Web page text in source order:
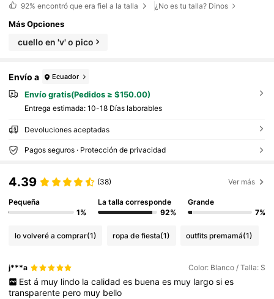
92% encontró que era fiel a la talla ¿No es tu talla? Dinos
Más Opciones
cuello en 'v' o pico
Envío a Ecuador
Envío gratis(Pedidos ≥ $150.00)
Entrega estimada: 10-18 Días laborables
Devoluciones aceptadas
Pagos seguros · Protección de privacidad
4.39 (38) Ver más
Pequeña
1%
La talla corresponde
92%
Grande
7%
lo volveré a comprar(1) ropa de fiesta(1) outfits premamá(1)
j***a Color: Blanco / Talla: S
Est á muy lindo la calidad es buena es muy largo si es
transparente pero muy bello